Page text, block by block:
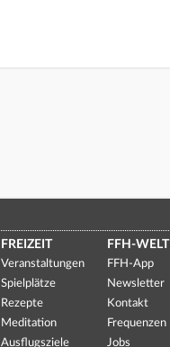
FREIZEIT
Veranstaltungen
Spielplätze
Rezepte
Meditation
Ausflugsziele
FFH-WELT
FFH-App
Newsletter
Kontakt
Frequenzen
Jobs